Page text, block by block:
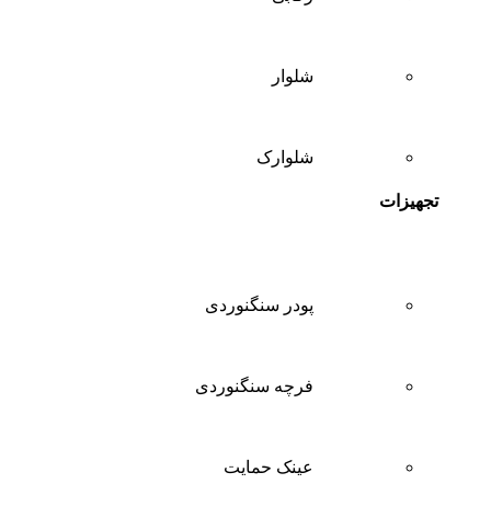
شلوار
شلوارک
تجهیزات
پودر سنگنوردی
فرچه سنگنوردی
عینک حمایت